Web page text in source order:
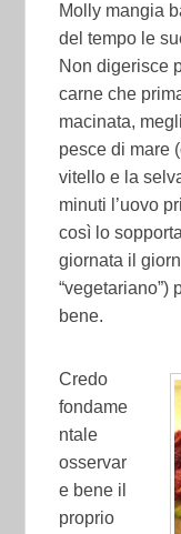
Molly mangia
del tempo le
Non digerisce
carne che
macinata,
pesce di mare
vitello e la
minuti l’uovo
così lo
giornata il
“vegetariano”)
bene.
Credo
fondame
ntale
osservar
e bene il
proprio